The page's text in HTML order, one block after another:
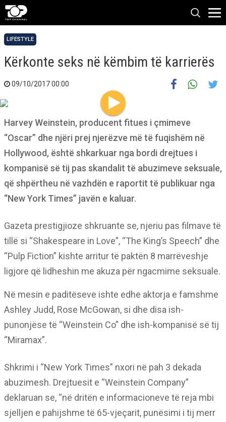
LIFESTYLE
Kërkonte seks në këmbim të karrierës
09/10/2017 00:00
Harvey Weinstein, producent fitues i çmimeve
“Oscar” dhe njëri prej njerëzve më të fuqishëm në
Hollywood, është shkarkuar nga bordi drejtues i
kompanisë së tij pas skandalit të abuzimeve seksuale,
që shpërtheu në vazhdën e raportit të publikuar nga
“New York Times” javën e kaluar.
Gazeta prestigjioze shkruante se, njeriu pas filmave të
tillë si “Shakespeare in Love”, “The King’s Speech” dhe
“Pulp Fiction” kishte arritur të paktën 8 marrëveshje
ligjore që lidheshin me akuza për ngacmime seksuale.
Në mesin e paditëseve ishte edhe aktorja e famshme
Ashley Judd, Rose McGowan, si dhe disa ish-
punonjëse të “Weinstein Co” dhe ish-kompanisë së tij
“Miramax”.
Shkrimi i “New York Times” nxori në pah 3 dekada
abuzimesh. Drejtuesit e “Weinstein Company”
deklaruan se, “në dritën e informacioneve të reja mbi
sjelljen e pahijshme të 65-vjeçarit, punësimi i tij merr